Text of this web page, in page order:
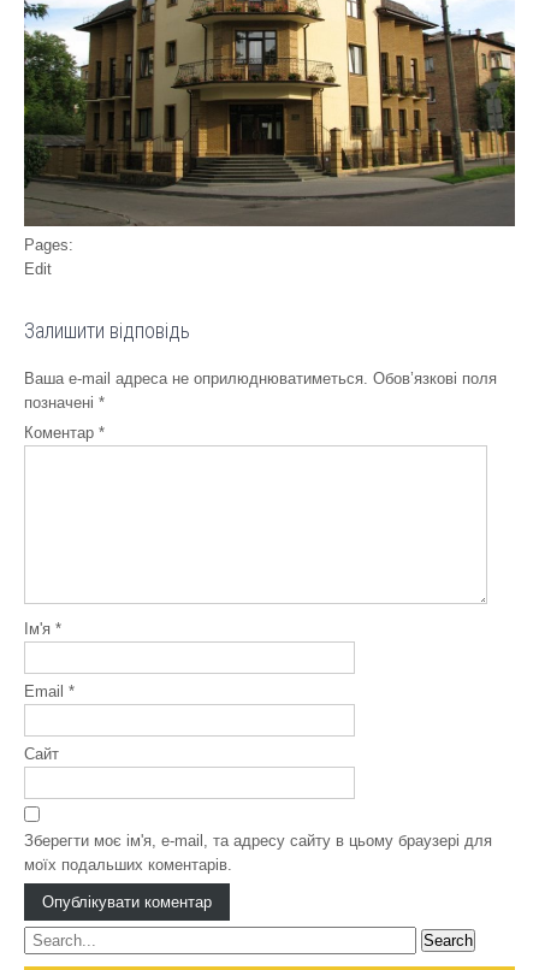
Pages:
Edit
Залишити відповідь
Ваша e-mail адреса не оприлюднюватиметься. Обов’язкові поля
позначені *
Коментар *
Ім'я *
Email *
Сайт
Зберегти моє ім'я, e-mail, та адресу сайту в цьому браузері для
моїх подальших коментарів.